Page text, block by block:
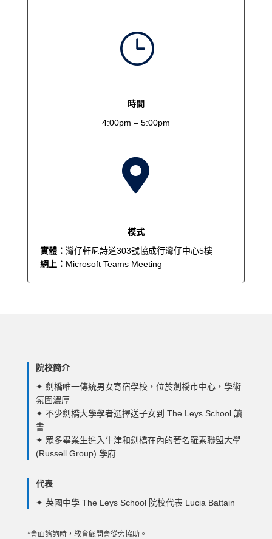
}
時間
4:00pm – 5:00pm

模式
實體： 灣仔軒尼詩道303號協成行灣仔中心5樓
網上： Microsoft Teams Meeting
院校簡介
✦ 劍橋唯一傳統男女寄宿學校，位於劍橋市中心，學術
氛圍濃厚
✦ 不少劍橋大學學者選擇送子女到 The Leys School 讀
書
✦ 眾多畢業生進入牛津和劍橋在內的著名羅素聯盟大學
(Russell Group) 學府
代表
✦ 英國中學 The Leys School 院校代表 Lucia Battain
*會面諮詢時，教育顧問會從旁協助。